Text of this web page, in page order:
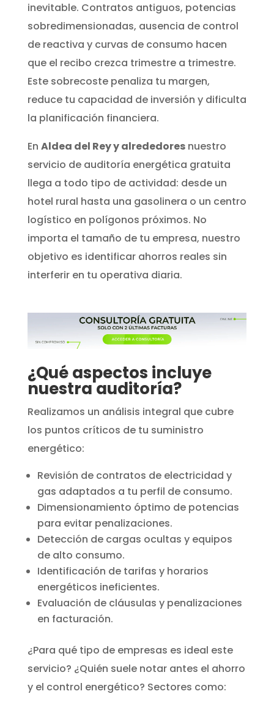
inevitable. Contratos antiguos, potencias
sobredimensionadas, ausencia de control
de reactiva y curvas de consumo hacen
que el recibo crezca trimestre a trimestre.
Este sobrecoste penaliza tu margen,
reduce tu capacidad de inversión y dificulta
la planificación financiera.
En Aldea del Rey y alrededoresnuestro
servicio de auditoría energética gratuita
llega a todo tipo de actividad: desde un
hotel rural hasta una gasolinera o un centro
logístico en polígonos próximos. No
importa el tamaño de tu empresa, nuestro
objetivo es identificar ahorros reales sin
interferir en tu operativa diaria.
¿Qué aspectos incluye
nuestra auditoría?
Realizamos un análisis integral que cubre
los puntos críticos de tu suministro
energético:
Revisión de contratos de electricidad y
gas adaptados a tu perfil de consumo.
Dimensionamiento óptimo de potencias
para evitar penalizaciones.
Detección de cargas ocultas y equipos
de alto consumo.
Identificación de tarifas y horarios
energéticos ineficientes.
Evaluación de cláusulas y penalizaciones
en facturación.
¿Para qué tipo de empresas es ideal este
servicio? ¿Quién suele notar antes el ahorro
y el control energético? Sectores como: